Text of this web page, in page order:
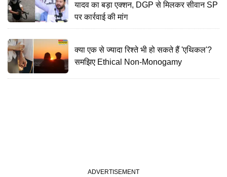
यादव का बड़ा एक्शन, DGP से मिलकर सीवान SP
पर कार्रवाई की मांग
क्या एक से ज्यादा रिश्ते भी हो सकते हैं 'एथिकल'?
समझिए Ethical Non-Monogamy